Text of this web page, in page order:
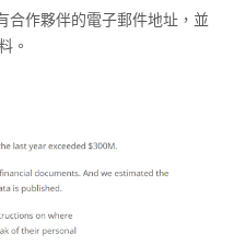
合作夥伴的電子郵件地址，並
。